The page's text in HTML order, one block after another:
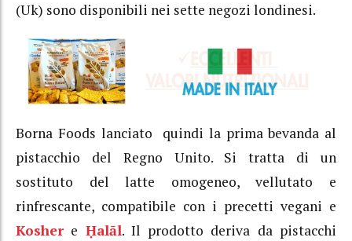
(Uk) sono disponibili nei sette negozi londinesi.
Borna Foods lanciato quindi la prima bevanda al
pistacchio del Regno Unito. Si tratta di un
sostituto del latte omogeneo, vellutato e
rinfrescante, compatibile con i precetti vegani e
Kosher e Ḥalāl. Il prodotto deriva da pistacchi